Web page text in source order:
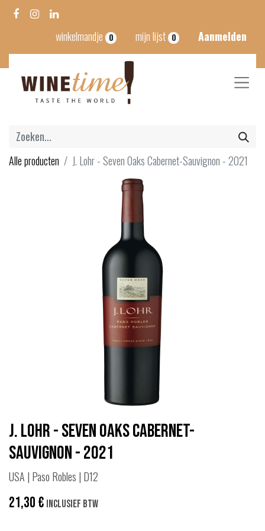
winkelmandje 0 mijn lijst 0 Aanmelden
Alle producten J. Lohr - Seven Oaks Cabernet-Sauvignon - 2021
J. Lohr - Seven Oaks Cabernet-
Sauvignon - 2021
USA | Paso Robles | D12
21,30€ Inclusief btw